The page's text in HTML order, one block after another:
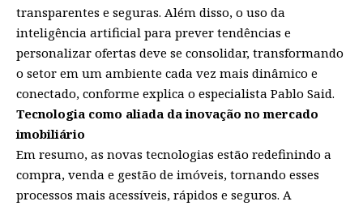
transparentes e seguras. Além disso, o uso da
inteligência artificial para prever tendências e
personalizar ofertas deve se consolidar, transformando
o setor em um ambiente cada vez mais dinâmico e
conectado, conforme explica o especialista Pablo Said.
Tecnologia como aliada da inovação no mercado
imobiliário
Em resumo, as novas tecnologias estão redefinindo a
compra, venda e gestão de imóveis, tornando esses
processos mais acessíveis, rápidos e seguros. A